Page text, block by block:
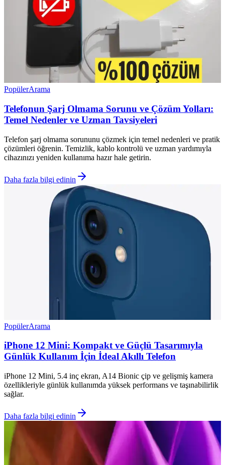
PopülerArama
Telefonun Şarj Olmama Sorunu ve Çözüm Yolları:
Temel Nedenler ve Uzman Tavsiyeleri
Telefon şarj olmama sorununu çözmek için temel nedenleri ve pratik
çözümleri öğrenin. Temizlik, kablo kontrolü ve uzman yardımıyla
cihazınızı yeniden kullanıma hazır hale getirin.
Daha fazla bilgi edinin
PopülerArama
iPhone 12 Mini: Kompakt ve Güçlü Tasarımıyla
Günlük Kullanım İçin İdeal Akıllı Telefon
iPhone 12 Mini, 5.4 inç ekran, A14 Bionic çip ve gelişmiş kamera
özellikleriyle günlük kullanımda yüksek performans ve taşınabilirlik
sağlar.
Daha fazla bilgi edinin